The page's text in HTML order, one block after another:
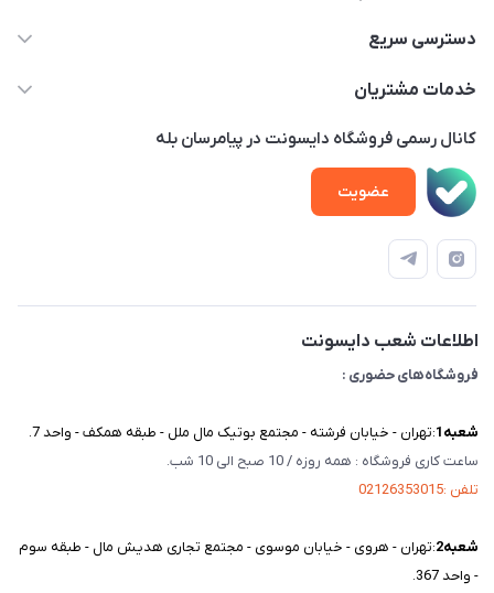
02122913970 داخلی 219
پلاک 23 – طبقه 3
دسترسی سریع
خانه
ویدئو‌های آموزشی
دفترچه راهنمای محصولات
درباره ما
تماس با ما
خدمات مشتریان
امور مشتریان
حساب کاربری
قوانین و مقررات
کانال رسمی فروشگاه دایسونت در پیامرسان بله
عضویت
اطلاعات شعب دایسونت
فروشگاه‌های حضوری :
شعبه‌1 :تهران - خیابان فرشته - مجتمع بوتیک مال ملل - طبقه همکف - واحد 7.
ساعت کاری فروشگاه : همه روزه / 10 صبح الی 10 شب.
تلفن :02126353015
شعبه‌2 :تهران - هروی - خیابان موسوی - مجتمع تجاری هدیش مال - طبقه سوم
- واحد 367.